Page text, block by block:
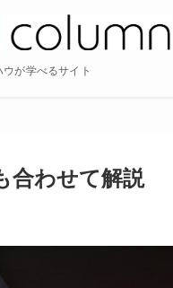
ウが学べるサイト
合わせて解説